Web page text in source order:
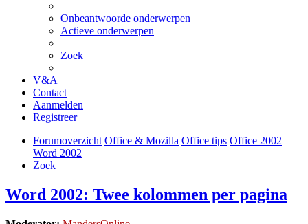
Onbeantwoorde onderwerpen
Actieve onderwerpen
Zoek
V&A
Contact
Aanmelden
Registreer
Forumoverzicht Office & Mozilla Office tips Office 2002
Word 2002
Zoek
Word 2002: Twee kolommen per pagina